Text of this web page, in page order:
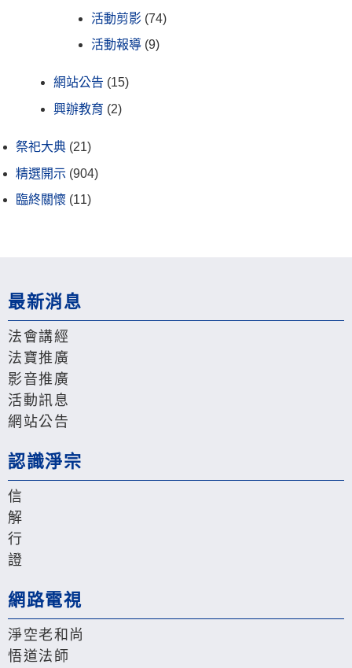
活動剪影 (74)
活動報導 (9)
網站公告 (15)
興辦教育 (2)
祭祀大典 (21)
精選開示 (904)
臨終關懷 (11)
最新消息
法會講經
法寶推廣
影音推廣
活動訊息
網站公告
認識淨宗
信
解
行
證
網路電視
淨空老和尚
悟道法師